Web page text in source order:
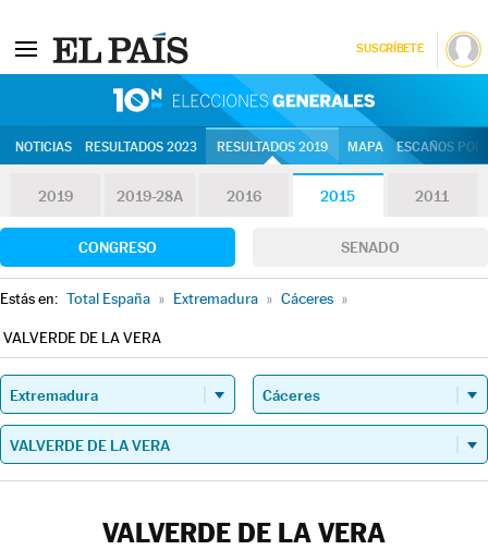
SUSCRÍBETE
NOTICIAS RESULTADOS 2023 RESULTADOS 2019 MAPA ESCAÑOS
2019 2019-28A 2016 2015 2011
CONGRESO SENADO
Estás en: Total España » Extremadura » Cáceres »
VALVERDE DE LA VERA
VALVERDE DE LA VERA